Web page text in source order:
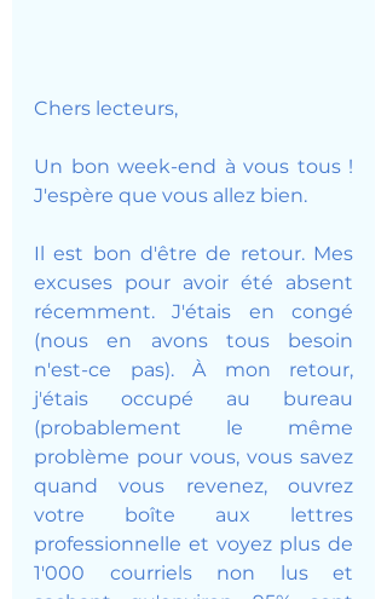
Chers lecteurs,
Un bon week-end à vous tous !
J'espère que vous allez bien.
Il est bon d'être de retour. Mes
excuses pour avoir été absent
récemment. J'étais en congé
(nous en avons tous besoin
n'est-ce pas). À mon retour,
j'étais occupé au bureau
(probablement le même
problème pour vous, vous savez
quand vous revenez, ouvrez
votre boîte aux lettres
professionnelle et voyez plus de
1'000 courriels non lus et